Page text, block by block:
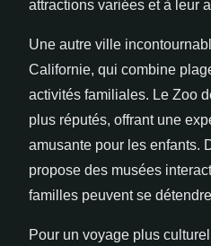
attractions variées et à leur
Une autre ville
Californie, qui combine
activités familiales. Le Zoo
plus réputés, offrant une
amusante pour les enfants.
propose des musées
familles peuvent se
Pour un voyage plus